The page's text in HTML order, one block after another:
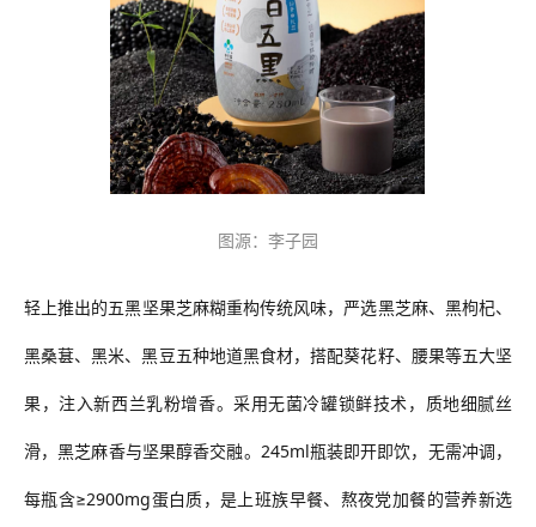
图源：李子园
轻上推出的五黑坚果芝麻糊重构传统风味，严选黑芝麻、黑枸杞、
黑桑葚、黑米、黑豆五种地道黑食材，搭配葵花籽、腰果等五大坚
果，注入新西兰乳粉增香。采用无菌冷罐锁鲜技术，质地细腻丝
滑，黑芝麻香与坚果醇香交融。245ml瓶装即开即饮，无需冲调，
每瓶含≥2900mg蛋白质，是上班族早餐、熬夜党加餐的营养新选